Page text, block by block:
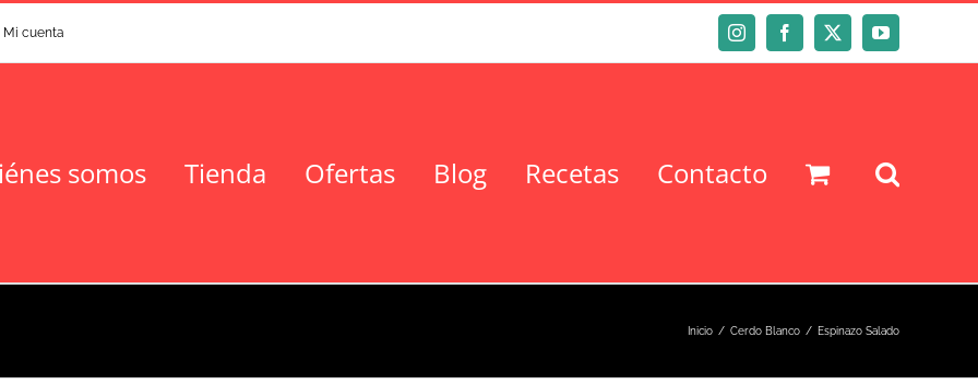
Mi cuenta InstagramFacebook
X YouTube
somos Tienda Ofertas Blog Recetas Contacto
Inicio Cerdo Blanco Espinazo Salado